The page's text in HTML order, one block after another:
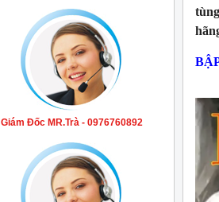
Giám Đốc MR.Trà - 0976760892